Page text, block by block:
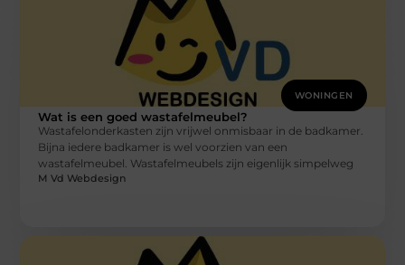
WONINGEN
Wat is een goed wastafelmeubel?
Wastafelonderkasten zijn vrijwel onmisbaar in de badkamer.
Bijna iedere badkamer is wel voorzien van een
wastafelmeubel. Wastafelmeubels zijn eigenlijk simpelweg
M Vd Webdesign